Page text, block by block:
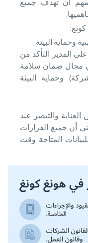
أن تهدف جميع
وحماية البيئة
المدير التأكد من
مجال ضمان سلامة
وحماية البيئة
والتبصر عند
أن جميع القرارات
المتاحة وقت